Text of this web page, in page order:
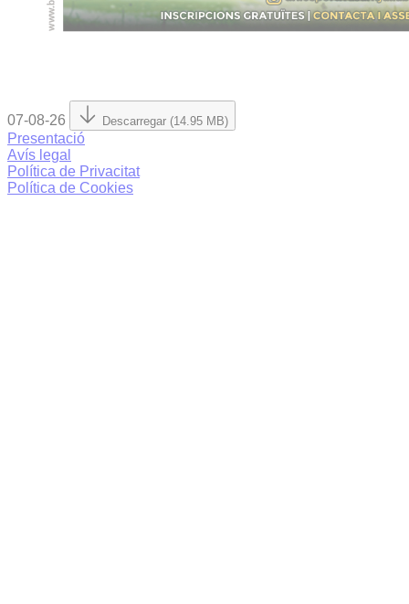
07-08-26 Descarregar (14.95 MB)
Presentació
Avís legal
Política de Privacitat
Política de Cookies